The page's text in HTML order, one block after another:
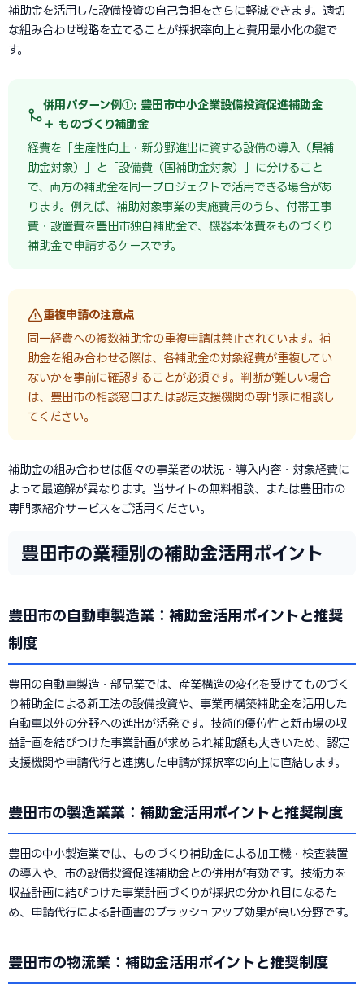
補助金を活用した設備投資の自己負担をさらに軽減できます。適切
な組み合わせ戦略を立てることが採択率向上と費用最小化の鍵で
す。
併用パターン例①: 豊田市中小企業設備投資促進補助金
＋ ものづくり補助金
経費を「生産性向上・新分野進出に資する設備の導入（県補
助金対象）」と「設備費（国補助金対象）」に分けること
で、両方の補助金を同一プロジェクトで活用できる場合があ
ります。例えば、補助対象事業の実施費用のうち、付帯工事
費・設置費を豊田市独自補助金で、機器本体費をものづくり
補助金で申請するケースです。
重複申請の注意点
同一経費への複数補助金の重複申請は禁止されています。補
助金を組み合わせる際は、各補助金の対象経費が重複してい
ないかを事前に確認することが必須です。判断が難しい場合
は、豊田市の相談窓口または認定支援機関の専門家に相談し
てください。
補助金の組み合わせは個々の事業者の状況・導入内容・対象経費に
よって最適解が異なります。当サイトの無料相談、または豊田市の
専門家紹介サービスをご活用ください。
豊田市の業種別の補助金活用ポイント
豊田市の自動車製造業：補助金活用ポイントと推奨
制度
豊田の自動車製造・部品業では、産業構造の変化を受けてものづく
り補助金による新工法の設備投資や、事業再構築補助金を活用した
自動車以外の分野への進出が活発です。技術的優位性と新市場の収
益計画を結びつけた事業計画が求められ補助額も大きいため、認定
支援機関や申請代行と連携した申請が採択率の向上に直結します。
豊田市の製造業業：補助金活用ポイントと推奨制度
豊田の中小製造業では、ものづくり補助金による加工機・検査装置
の導入や、市の設備投資促進補助金との併用が有効です。技術力を
収益計画に結びつけた事業計画づくりが採択の分かれ目になるた
め、申請代行による計画書のブラッシュアップ効果が高い分野です。
豊田市の物流業：補助金活用ポイントと推奨制度